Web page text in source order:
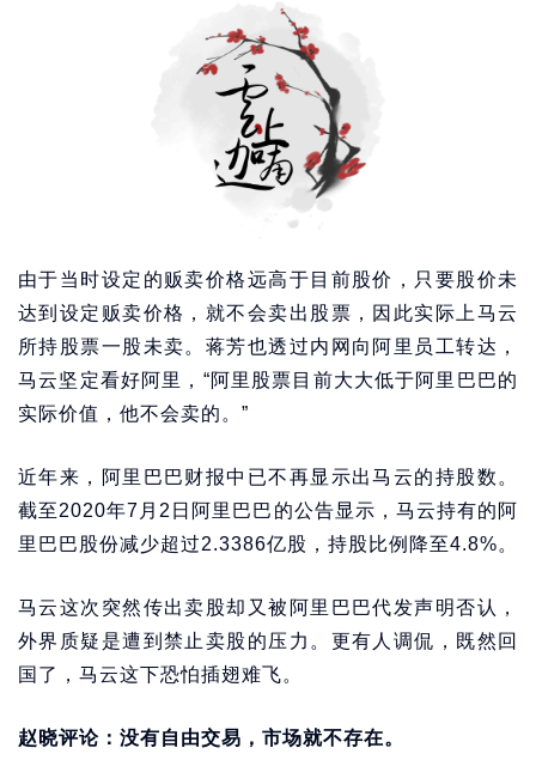
由于当时设定的贩卖价格远高于目前股价，只要股价未
达到设定贩卖价格，就不会卖出股票，因此实际上马云
所持股票一股未卖。蒋芳也透过内网向阿里员工转达，
马云坚定看好阿里，“阿里股票目前大大低于阿里巴巴的
实际价值，他不会卖的。”
近年来，阿里巴巴财报中已不再显示出马云的持股数。
截至2020年7月2日阿里巴巴的公告显示，马云持有的阿
里巴巴股份减少超过2.3386亿股，持股比例降至4.8%。
马云这次突然传出卖股却又被阿里巴巴代发声明否认，
外界质疑是遭到禁止卖股的压力。更有人调侃，既然回
国了，马云这下恐怕插翅难飞。
赵晓评论：没有自由交易，市场就不存在。